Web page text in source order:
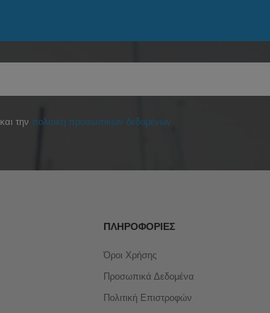
και τηνπολιτική προσωπικών δεδομένων
ΠΛΗΡΟΦΟΡΊΕΣ
Όροι Χρήσης
Προσωπικά Δεδομένα
Πολιτική Επιστροφών